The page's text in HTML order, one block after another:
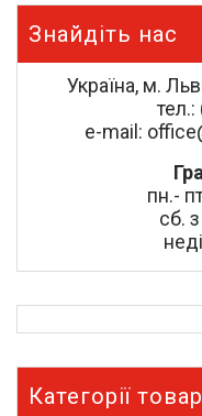
Знайдіть нас
Україна, м.
e-mail:
пн.-
сб.
Категорії